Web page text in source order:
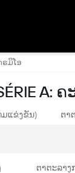
ຣມິໂອ
A:
ມແຂ່ງຂັນ) ຕາ
ຕາຕະລາງ